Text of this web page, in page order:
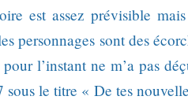
est assez prévisible
personnages sont des
l’instant ne m’a pas
sous le titre « De tes